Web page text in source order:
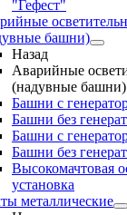
"Гефест"
башни)
Назад
Аварийные
(надувные башни)
Башни с
Башни без
Башни с
Башни без
Высокомачтовая
установка
металлические